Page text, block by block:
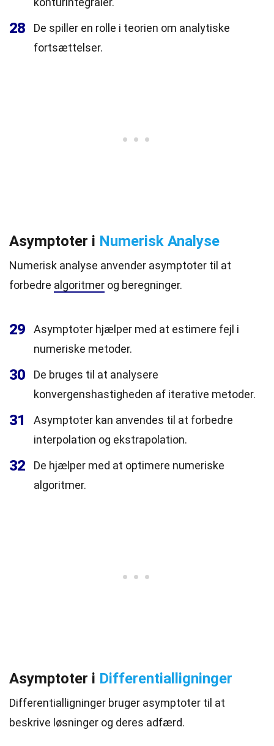
28
De spiller en rolle i teorien om analytiske
fortsættelser.
Asymptoter i Numerisk Analyse
Numerisk analyse anvender asymptoter til at
forbedre algoritmer og beregninger.
29
Asymptoter hjælper med at estimere fejl i
numeriske metoder.
30
De bruges til at analysere
konvergenshastigheden af iterative metoder.
31
Asymptoter kan anvendes til at forbedre
interpolation og ekstrapolation.
32
De hjælper med at optimere numeriske
algoritmer.
Asymptoter i Differentialligninger
Differentialligninger bruger asymptoter til at
beskrive løsninger og deres adfærd.